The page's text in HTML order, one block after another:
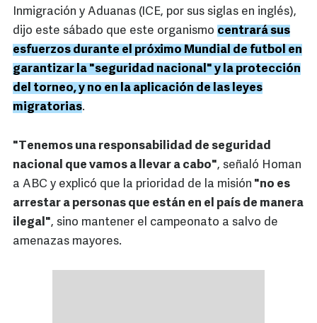
Inmigración y Aduanas (ICE, por sus siglas en inglés),
dijo este sábado que este organismo centrará sus
esfuerzos durante el próximo Mundial de futbol en
garantizar la "seguridad nacional" y la protección
del torneo, y no en la aplicación de las leyes
migratorias.
"Tenemos una responsabilidad de seguridad
nacional que vamos a llevar a cabo", señaló Homan
a ABC y explicó que la prioridad de la misión "no es
arrestar a personas que están en el país de manera
ilegal", sino mantener el campeonato a salvo de
amenazas mayores.